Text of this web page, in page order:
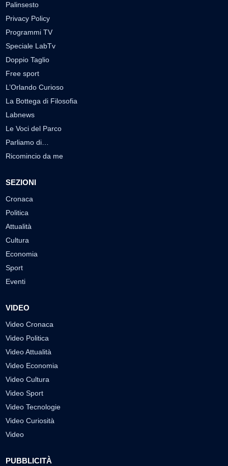
Palinsesto
Privacy Policy
Programmi TV
Speciale LabTv
Doppio Taglio
Free sport
L’Orlando Curioso
La Bottega di Filosofia
Labnews
Le Voci del Parco
Parliamo di…
Ricomincio da me
SEZIONI
Cronaca
Politica
Attualità
Cultura
Economia
Sport
Eventi
VIDEO
Video Cronaca
Video Politica
Video Attualità
Video Economia
Video Cultura
Video Sport
Video Tecnologie
Video Curiosità
Video
PUBBLICITÀ